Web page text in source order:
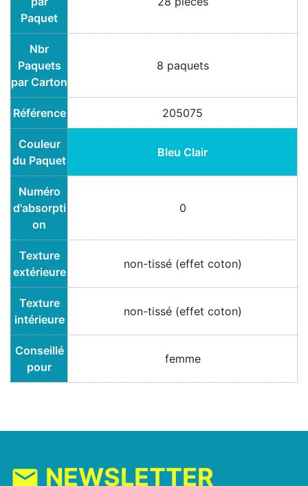
Paquet
Nbr
Paquets
par Carton
8 paquets
Référence 205075
Couleur
du Paquet
Bleu Clair
Numéro
d'absorpti
on
0
Texture
extérieure
non-tissé (effet coton)
Texture
intérieure
non-tissé (effet coton)
Conseillé
pour
femme
mail NEWSLETTER